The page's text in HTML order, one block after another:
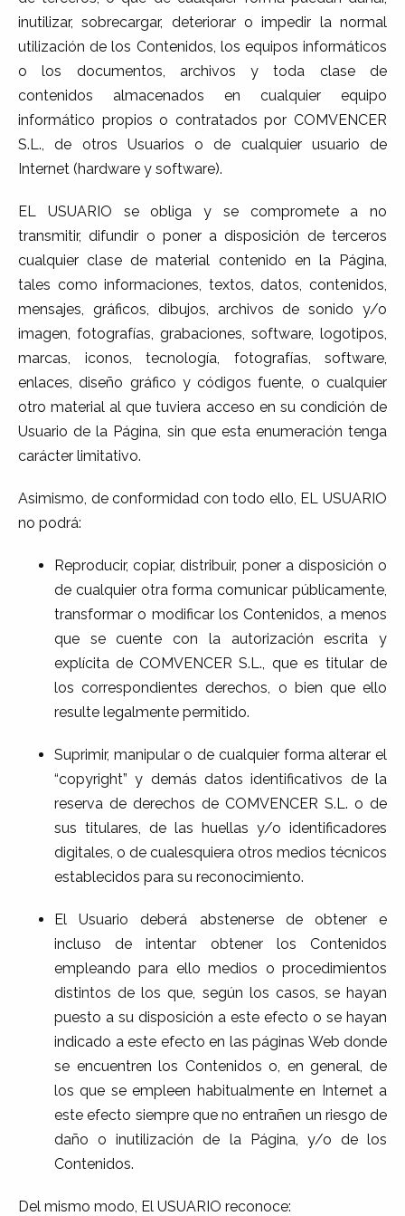
inutilizar, sobrecargar, deteriorar o impedir la normal
utilización de los Contenidos, los equipos informáticos
o los documentos, archivos y toda clase de
contenidos almacenados en cualquier equipo
informático propios o contratados por COMVENCER
S.L., de otros Usuarios o de cualquier usuario de
Internet (hardware y software).
EL USUARIO se obliga y se compromete a no
transmitir, difundir o poner a disposición de terceros
cualquier clase de material contenido en la Página,
tales como informaciones, textos, datos, contenidos,
mensajes, gráficos, dibujos, archivos de sonido y/o
imagen, fotografías, grabaciones, software, logotipos,
marcas, iconos, tecnología, fotografías, software,
enlaces, diseño gráfico y códigos fuente, o cualquier
otro material al que tuviera acceso en su condición de
Usuario de la Página, sin que esta enumeración tenga
carácter limitativo.
Asimismo, de conformidad con todo ello, EL USUARIO
no podrá:
Reproducir, copiar, distribuir, poner a disposición o
de cualquier otra forma comunicar públicamente,
transformar o modificar los Contenidos, a menos
que se cuente con la autorización escrita y
explícita de COMVENCER S.L., que es titular de
los correspondientes derechos, o bien que ello
resulte legalmente permitido.
Suprimir, manipular o de cualquier forma alterar el
“copyright” y demás datos identificativos de la
reserva de derechos de COMVENCER S.L. o de
sus titulares, de las huellas y/o identificadores
digitales, o de cualesquiera otros medios técnicos
establecidos para su reconocimiento.
El Usuario deberá abstenerse de obtener e
incluso de intentar obtener los Contenidos
empleando para ello medios o procedimientos
distintos de los que, según los casos, se hayan
puesto a su disposición a este efecto o se hayan
indicado a este efecto en las páginas Web donde
se encuentren los Contenidos o, en general, de
los que se empleen habitualmente en Internet a
este efecto siempre que no entrañen un riesgo de
daño o inutilización de la Página, y/o de los
Contenidos.
Del mismo modo, El USUARIO reconoce: